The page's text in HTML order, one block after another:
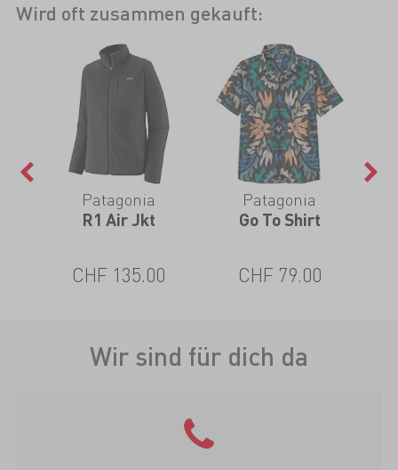
Wird oft zusammen gekauft:
Patagonia
R1 Air Jkt
CHF 135.00
Patagonia
Go To Shirt
CHF 79.00
Wir sind für dich da